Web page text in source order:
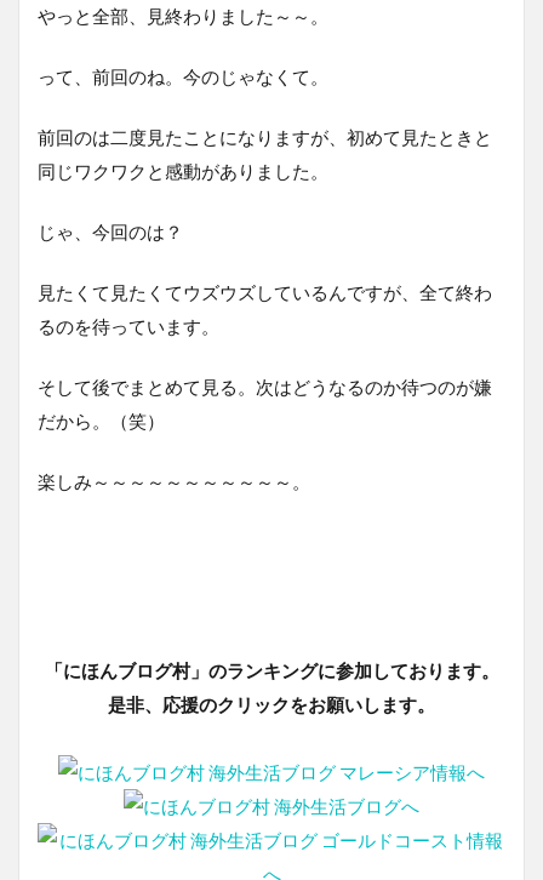
やっと全部、見終わりました～～。
って、前回のね。今のじゃなくて。
前回のは二度見たことになりますが、初めて見たときと
同じワクワクと感動がありました。
じゃ、今回のは？
見たくて見たくてウズウズしているんですが、全て終わ
るのを待っています。
そして後でまとめて見る。次はどうなるのか待つのが嫌
だから。（笑）
楽しみ～～～～～～～～～～～。
「にほんブログ村」のランキングに参加しております。
是非、応援のクリックをお願いします。